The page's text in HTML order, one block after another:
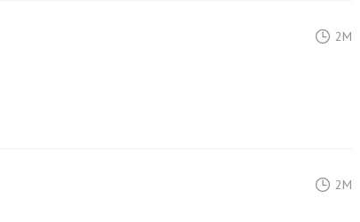
2M
2M